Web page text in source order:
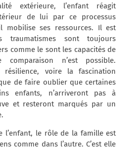
extérieure, l’enfant réagit
de lui par ce processus
mobilise ses ressources. Il est
traumatismes sont toujours
comme le sont les capacités de
comparaison n’est possible.
résilience, voire la fascination
de faire oublier que certaines
enfants, n’arriveront pas à
et resteront marqués par un
l’enfant, le rôle de la famille est
comme dans l’autre. C’est elle